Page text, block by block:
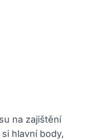
na zajištění
hlavní body,